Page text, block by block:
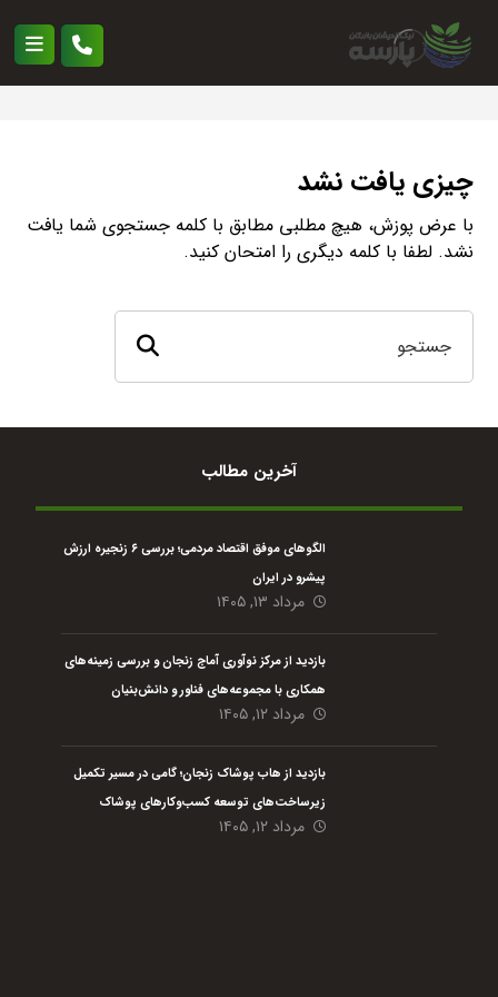
چیزی یافت نشد
با عرض پوزش، هیچ مطلبی مطابق با کلمه جستجوی شما یافت
نشد. لطفا با کلمه دیگری را امتحان کنید.
آخرین مطالب
الگوهای موفق اقتصاد مردمی؛ بررسی ۶ زنجیره ارزش
پیشرو در ایران
مرداد ۱۳, ۱۴۰۵
بازدید از مرکز نوآوری آماج زنجان و بررسی زمینه‌های
همکاری با مجموعه‌های فناور و دانش‌بنیان
مرداد ۱۲, ۱۴۰۵
بازدید از هاب پوشاک زنجان؛ گامی در مسیر تکمیل
زیرساخت‌های توسعه کسب‌وکارهای پوشاک
مرداد ۱۲, ۱۴۰۵